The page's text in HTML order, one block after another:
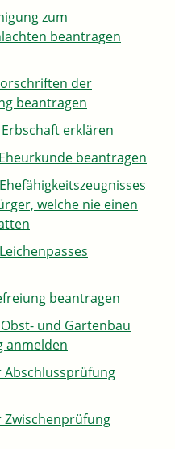
zum
beantragen
der
beantragen
erklären
beantragen
welche nie einen
beantragen
und Gartenbau
anmelden
Abschlussprüfung
Zwischenprüfung